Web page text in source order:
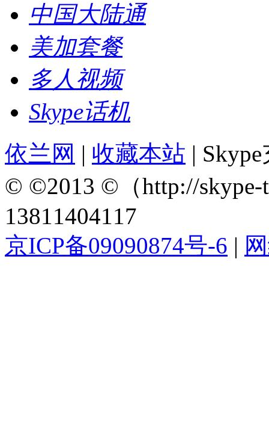
中国大陆通
美加套餐
多人视频
Skype话机
依兰网 | 收藏本站 |
© ©2013 ©（http://skype-
13811404117
京ICP备09090874号-6 |